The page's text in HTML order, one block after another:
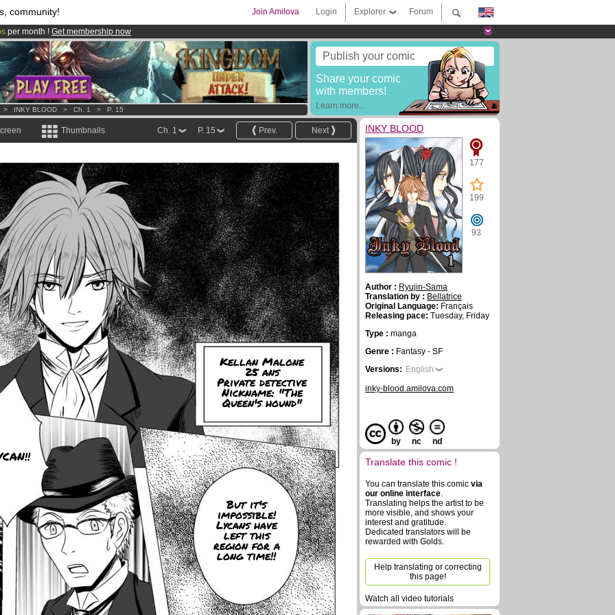
community! Forum
Explorer
Login
Join Amilova
per month ! Get membership now
comics & mangas!.
Publish your comic
Share your comic
with members!
Learn more...
INKY BLOOD > Ch. 1 > P. 15
Thumbnails Next
Prev.
P. 15
Ch. 1
Kellan Malone
25 ans
Private detective
Nickname: "The
Queen's hound"
But it's
impossible!
Lycans have
left this
region for a
long time!!
INKY BLOOD
177
199
93
Author : Ryujin-Sama
Translation by : Bellatrice
Original Language: Français
Releasing pace: Tuesday, Friday
Type : manga
Genre : Fantasy - SF
Versions: English
inky-blood.amilova.com
by nc nd
Translate this comic !
You can translate this comic via
our online interface.
Translating helps the artist to be
more visible, and shows your
interest and gratitude.
Dedicated translators will be
rewarded with Golds.
Help translating or correcting
this page!
Watch all video tutorials